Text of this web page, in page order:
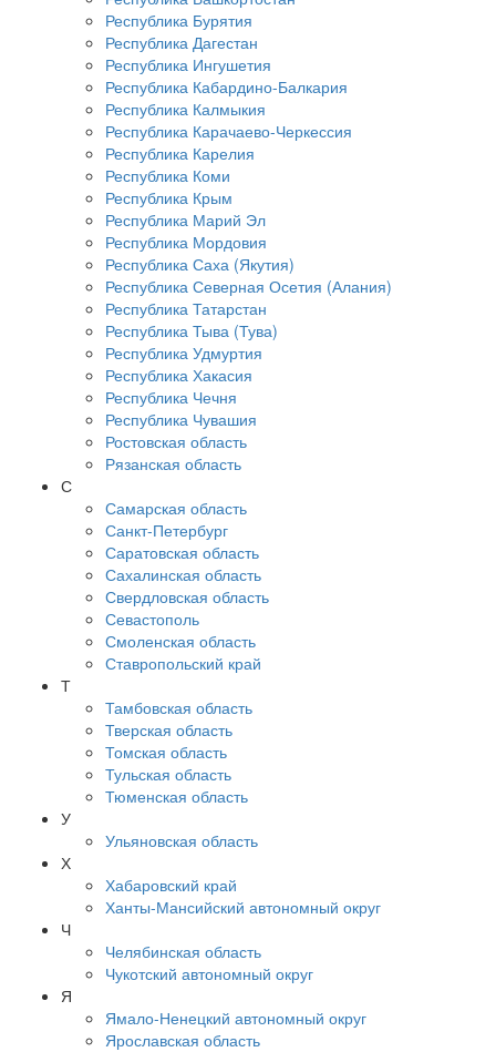
Республика Бурятия
Республика Дагестан
Республика Ингушетия
Республика Кабардино-Балкария
Республика Калмыкия
Республика Карачаево-Черкессия
Республика Карелия
Республика Коми
Республика Крым
Республика Марий Эл
Республика Мордовия
Республика Саха (Якутия)
Республика Северная Осетия (Алания)
Республика Татарстан
Республика Тыва (Тува)
Республика Удмуртия
Республика Хакасия
Республика Чечня
Республика Чувашия
Ростовская область
Рязанская область
С
Самарская область
Санкт-Петербург
Саратовская область
Сахалинская область
Свердловская область
Севастополь
Смоленская область
Ставропольский край
Т
Тамбовская область
Тверская область
Томская область
Тульская область
Тюменская область
У
Ульяновская область
Х
Хабаровский край
Ханты-Мансийский автономный округ
Ч
Челябинская область
Чукотский автономный округ
Я
Ямало-Ненецкий автономный округ
Ярославская область